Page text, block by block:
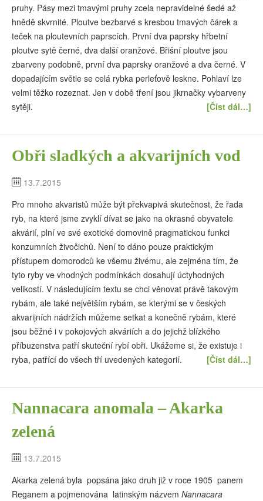
pruhy. Pásy mezi tmavými pruhy zcela nepravidelné šedé až
hnědě skvrnité. Ploutve bezbarvé s kresbou tmavých čárek a
teček na ploutevních paprscích. První dva paprsky hřbetní
ploutve sytě černé, dva další oranžové. Břišní ploutve jsou
zbarveny podobně, první dva paprsky oranžové a dva černé. V
dopadajícím světle se celá rybka perleťově leskne. Pohlaví lze
velmi těžko rozeznat. Jen v době tření jsou jikrnačky vybarveny
sytěji.
[Číst dál…]
Obři sladkých a akvarijních vod
13.7.2015
Pro mnoho akvaristů může být překvapivá skutečnost, že řada
ryb, na které jsme zvyklí dívat se jako na okrasné obyvatele
akvárií, plní ve své exotické domovině pragmatickou funkci
konzumních živočichů. Není to dáno pouze praktickým
přístupem domorodců ke všemu živému, ale zejména tím, že
tyto ryby ve vhodných podmínkách dosahují úctyhodných
velikostí. V následujícím textu se chci věnovat právě takovým
rybám, ale také největším rybám, se kterými se v českých
akvarijních nádržích můžeme setkat a konečně rybám, které
jsou běžné i v pokojových akváriích a do jejichž blízkého
příbuzenstva patří skuteční rybí obři. Ukážeme si, že existuje i
ryba, patřící do všech tří uvedených kategorií.
[Číst dál…]
Nannacara anomala – Akarka
zelená
13.7.2015
Akarka zelená byla popsána jako druh již v roce 1905 panem
Reganem a pojmenována latinským názvem Nannacara